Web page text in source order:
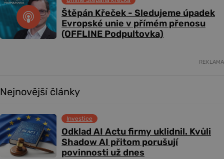
Štěpán Křeček - Sledujeme úpadek
Evropské unie v přímém přenosu
(OFFLINE Podpultovka)
REKLAMA
Nejnovější články
Odklad AI Actu firmy uklidnil. Kvůli
Shadow AI přitom porušují
povinnosti už dnes
Investice